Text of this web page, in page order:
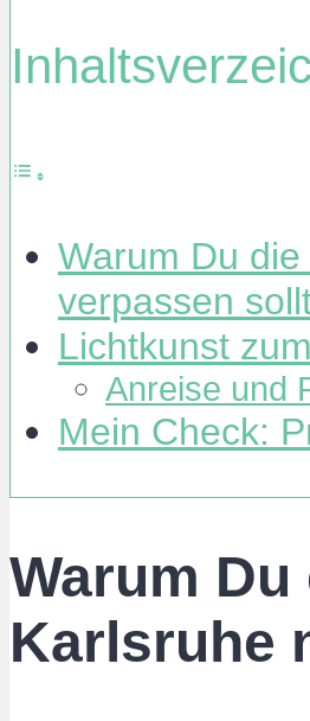
Warum Du
verpassen
Lichtkunst
Anreise und
Mein Check:
Warum
Karlsruhe